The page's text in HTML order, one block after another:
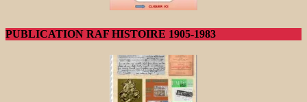
PUBLICATION RAF HISTOIRE 1905-1983